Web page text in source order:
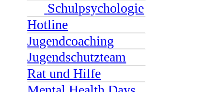
Schulpsychologie
Hotline
Jugendcoaching
Jugendschutzteam
Rat und Hilfe